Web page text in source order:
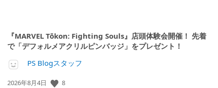
『MARVEL Tōkon: Fighting Souls』店頭体験会開催！ 先着
で「デフォルメアクリルピンバッジ」をプレゼント！
PS Blogスタッフ
公
2026年8月4日 8